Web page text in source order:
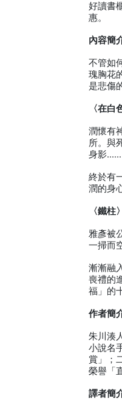
好讀書
惠。
內容簡
不管如
瑰胸花
是悲傷
〈在白
潤懷有
所。與
身影……
終於有
潤的身
〈鐵柱〉
雅彥被
一掃而
漸漸融
喪禮的
福」的
作者簡
朱川湊
小說名
賞」；
榮譽「
譯者簡